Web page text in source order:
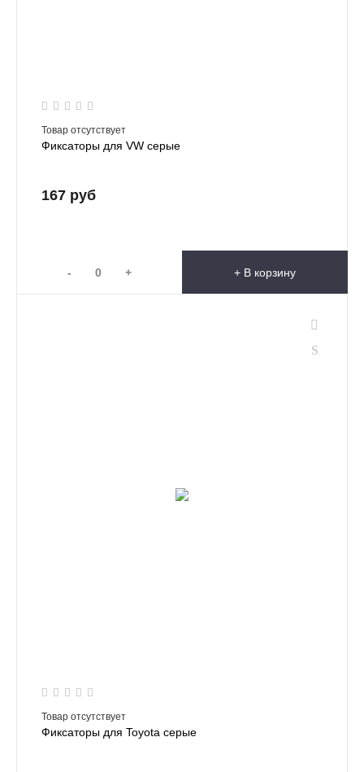
Товар отсутствует
Фиксаторы для VW серые
167 руб
- + + В корзину
Товар отсутствует
Фиксаторы для Toyota серые